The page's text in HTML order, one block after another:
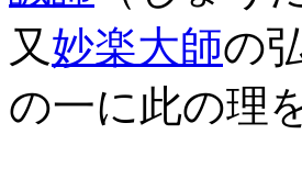
又 妙楽大師の
の一に此の理